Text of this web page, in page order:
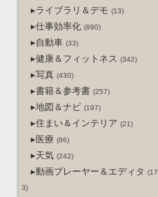
▸ライブラリ＆デモ (13)
▸仕事効率化 (890)
▸自動車 (33)
▸健康＆フィットネス (342)
▸写真 (430)
▸書籍＆参考書 (257)
▸地図＆ナビ (197)
▸住まい＆インテリア (21)
▸医療 (86)
▸天気 (242)
▸動画プレーヤー＆エディタ (17
3)